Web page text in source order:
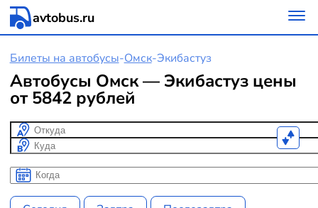
avtobus.ru
Билеты на автобусы-Омск-Экибастуз
Автобусы Омск — Экибастуз цены
от 5842 рублей
Откуда
Куда
Когда
Когда